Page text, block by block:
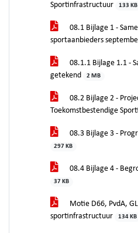
Sportinfrastructuur
133 KB
08.1 Bijlage 1 -
sportaanbieders
08.1.1 Bijlage 1.1 -
getekend
2 MB
08.2 Bijlage 2 -
Toekomstbestendige
08.3 Bijlage 3 -
297 KB
08.4 Bijlage 4 -
37 KB
Motie D66, PvdA,
sportinfrastructuur
134 KB